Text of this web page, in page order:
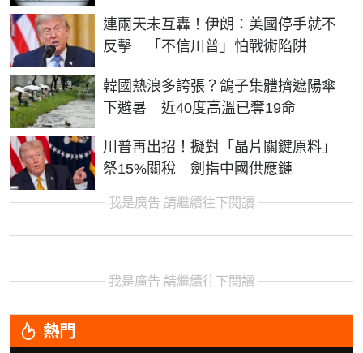
連兩天未互轟！伊朗：美國停手就不
反擊 「不信川普」怕戰術陷阱
韓國熱浪多誇張？鴿子集體擠遮陽傘
下避暑 近40度高溫已奪19命
川普再出招！擬對「晶片關鍵原料」
祭15%關稅 劍指中國供應鏈
我是廣告 請繼續往下閱讀
我是廣告 請繼續往下閱讀
熱門